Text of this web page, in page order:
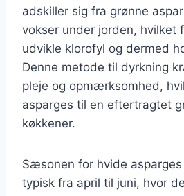
adskiller sig fra grønne
vokser under jorden, hvilket
udvikle klorofyl og dermed
Denne metode til dyrkning
pleje og opmærksomhed,
asparges til en eftertragtet
køkkener.
Sæsonen for hvide
typisk fra april til juni, hvor